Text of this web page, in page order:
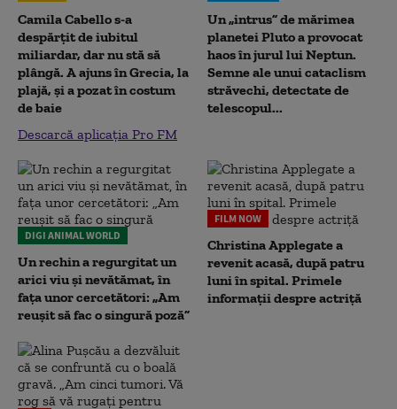
Camila Cabello s-a
despărțit de iubitul
miliardar, dar nu stă să
plângă. A ajuns în Grecia, la
plajă, și a pozat în costum
de baie
Descarcă aplicația Pro FM
Un „intrus” de mărimea
planetei Pluto a provocat
haos în jurul lui Neptun.
Semne ale unui cataclism
străvechi, detectate de
telescopul...
DIGI ANIMAL WORLD
Un rechin a regurgitat un
arici viu și nevătămat, în
fața unor cercetători: „Am
reușit să fac o singură poză”
FILM NOW
Christina Applegate a
revenit acasă, după patru
luni în spital. Primele
informații despre actriță